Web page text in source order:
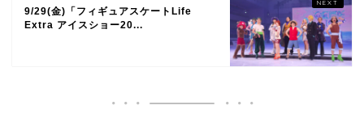
9/29(金)「フィギュアスケートLife
Extra アイスショー20...